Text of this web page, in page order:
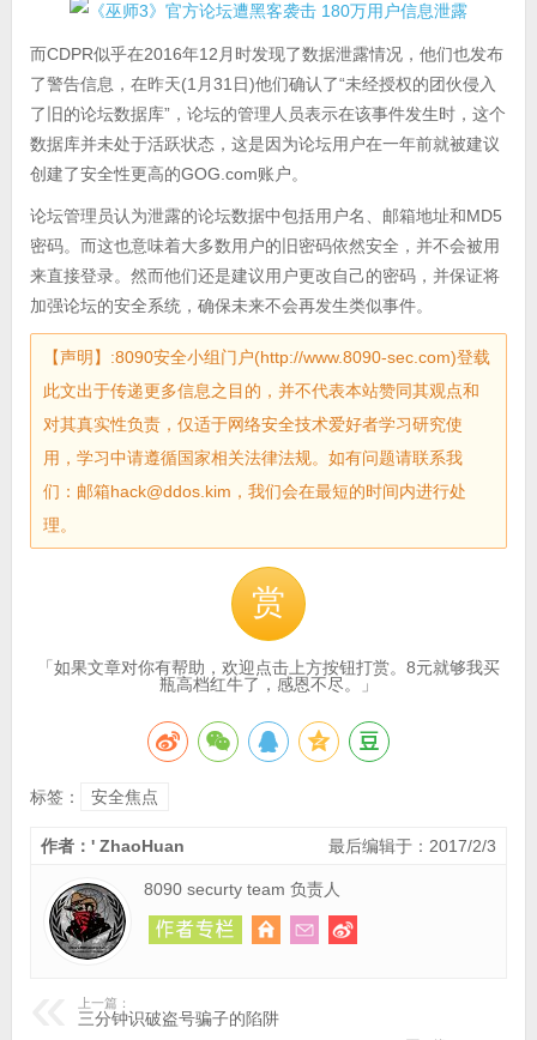
而CDPR似乎在2016年12月时发现了数据泄露情况，他们也发布
了警告信息，在昨天(1月31日)他们确认了“未经授权的团伙侵入
了旧的论坛数据库”，论坛的管理人员表示在该事件发生时，这个
数据库并未处于活跃状态，这是因为论坛用户在一年前就被建议
创建了安全性更高的GOG.com账户。
论坛管理员认为泄露的论坛数据中包括用户名、邮箱地址和MD5
密码。而这也意味着大多数用户的旧密码依然安全，并不会被用
来直接登录。然而他们还是建议用户更改自己的密码，并保证将
加强论坛的安全系统，确保未来不会再发生类似事件。
【声明】:8090安全小组门户(http://www.8090-sec.com)登载
此文出于传递更多信息之目的，并不代表本站赞同其观点和
对其真实性负责，仅适于网络安全技术爱好者学习研究使
用，学习中请遵循国家相关法律法规。如有问题请联系我
们：邮箱hack@ddos.kim，我们会在最短的时间内进行处
理。
赏
「如果文章对你有帮助，欢迎点击上方按钮打赏。8元就够我买
瓶高档红牛了，感恩不尽。」
标签： 安全焦点
最后编辑于：2017/2/3
作者：' ZhaoHuan
8090 securty team 负责人
上一篇：
三分钟识破盗号骗子的陷阱